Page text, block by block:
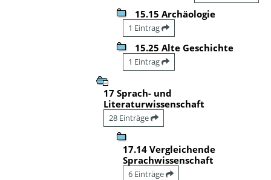
15.15 Archäologie
1 Eintrag
15.25 Alte Geschichte
1 Eintrag
17 Sprach- und
Literaturwissenschaft
28 Einträge
17.14 Vergleichende
Sprachwissenschaft
6 Einträge